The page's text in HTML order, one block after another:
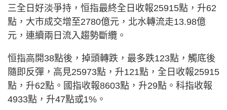
三全日好淡爭持，恒指最終全日收報25915點，升62
點，大市成交增至2780億元，北水轉流走13.98億
元，連續兩日流入趨勢斷纜。
恒指高開38點後，掉頭轉跌，最多跌123點，觸底後
隨即反彈，高見25973點，升121點，全日收報25915
點，升62點。國指收報8603點，升29點。科指收報
4933點，升47點或1%。